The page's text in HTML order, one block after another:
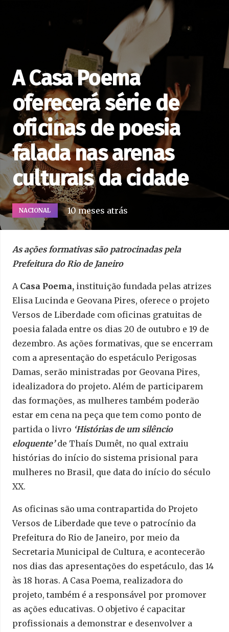
A Casa Poema
oferecerá série de
oficinas de poesia
falada nas arenas
culturais da cidade
NACIONAL 10 meses atrás
As ações formativas são patrocinadas pela
Prefeitura do Rio de Janeiro
A Casa Poema, instituição fundada pelas atrizes
Elisa Lucinda e Geovana Pires, oferece o projeto
Versos de Liberdade com oficinas gratuitas de
poesia falada entre os dias 20 de outubro e 19 de
dezembro. As ações formativas, que se encerram
com a apresentação do espetáculo Perigosas
Damas, serão ministradas por Geovana Pires,
idealizadora do projeto. Além de participarem
das formações, as mulheres também poderão
estar em cena na peça que tem como ponto de
partida o livro ‘Histórias de um silêncio
eloquente’de Thaís Dumêt, no qual extraiu
histórias do início do sistema prisional para
mulheres no Brasil, que data do início do século
XX.
As oficinas são uma contrapartida do Projeto
Versos de Liberdade que teve o patrocínio da
Prefeitura do Rio de Janeiro, por meio da
Secretaria Municipal de Cultura, e acontecerão
nos dias das apresentações do espetáculo, das 14
às 18 horas. A Casa Poema, realizadora do
projeto, também é a responsável por promover
as ações educativas. O objetivo é capacitar
profissionais a demonstrar e desenvolver a